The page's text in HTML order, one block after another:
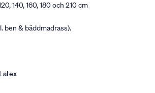
140, 160, 180 och 210 cm
ben & bäddmadrass).